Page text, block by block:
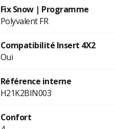
Fix Snow | Programme
Polyvalent FR
Compatibilité Insert 4X2
Oui
Référence interne
H21K2BIN003
Confort